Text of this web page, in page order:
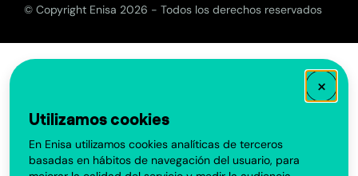
×
Utilizamos cookies
En Enisa utilizamos cookies analíticas de terceros
basadas en hábitos de navegación del usuario, para
© Copyright Enisa 2026 - Todos los derechos reservados